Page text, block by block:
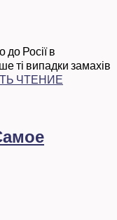
Росії в
ті випадки замахів
ЧТЕНИЕ